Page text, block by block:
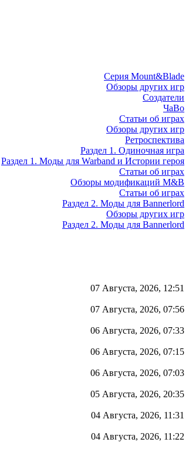
Серия Mount&Blade
Обзоры других игр
Создатели
ЧаВо
Статьи об играх
Обзоры других игр
Ретроспектива
Раздел 1. Одиночная игра
Раздел 1. Моды для Warband и Истории героя
Статьи об играх
Обзоры модификаций M&B
Статьи об играх
Раздел 2. Моды для Bannerlord
Обзоры других игр
Раздел 2. Моды для Bannerlord
07 Августа, 2026, 12:51
07 Августа, 2026, 07:56
06 Августа, 2026, 07:33
06 Августа, 2026, 07:15
06 Августа, 2026, 07:03
05 Августа, 2026, 20:35
04 Августа, 2026, 11:31
04 Августа, 2026, 11:22